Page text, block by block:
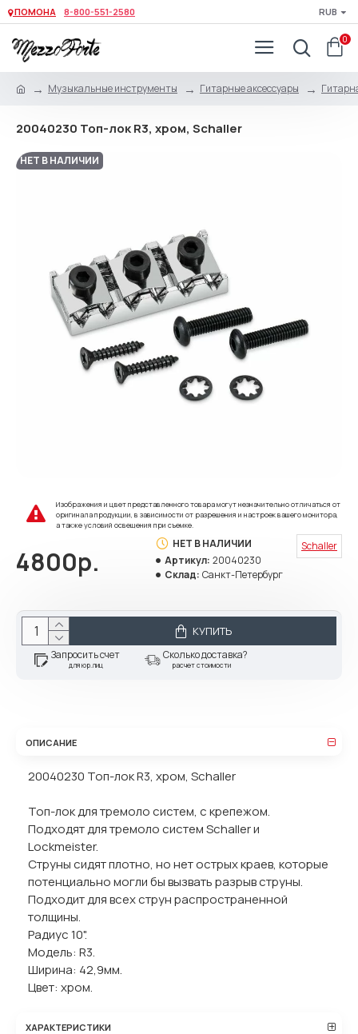
ПОМОНА 8-800-551-2580 RUB
0
Музыкальные инструменты Гитарные аксессуары
20040230 Топ-лок R3, хром, Schaller
НЕТ В НАЛИЧИИ
Изображения и цвет представленного товара могут незначительно отличаться от
оригинала продукции, в зависимости от разрешения и настроек вашего монитора,
а также условий освещения при съемке.
4800р.
НЕТ В НАЛИЧИИ
Артикул: 20040230
Склад: Санкт-Петербург
Schaller
КУПИТЬ
Запросить счет
для юр.лиц
Сколько доставка?
расчет стоимости
ОПИСАНИЕ
20040230 Топ-лок R3, хром, Schaller
Топ-лок для тремоло систем, с крепежом.
Подходят для тремоло систем Schaller и
Lockmeister.
Струны сидят плотно, но нет острых краев, которые
потенциально могли бы вызвать разрыв струны.
Подходит для всех струн распространенной
толщины.
Радиус 10".
Модель: R3.
Ширина: 42,9мм.
Цвет: хром.
ХАРАКТЕРИСТИКИ